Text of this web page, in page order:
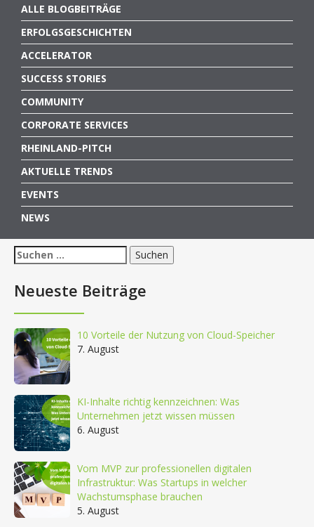
ALLE BLOGBEITRÄGE
ERFOLGSGESCHICHTEN
ACCELERATOR
SUCCESS STORIES
COMMUNITY
CORPORATE SERVICES
RHEINLAND-PITCH
AKTUELLE TRENDS
EVENTS
NEWS
Suchen
nach:
Neueste Beiträge
10 Vorteile der Nutzung von Cloud-Speicher
7. August
KI-Inhalte richtig kennzeichnen: Was
Unternehmen jetzt wissen müssen
6. August
Vom MVP zur professionellen digitalen
Infrastruktur: Was Startups in welcher
Wachstumsphase brauchen
5. August